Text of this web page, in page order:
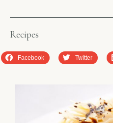
Recipes
Facebook Twitter